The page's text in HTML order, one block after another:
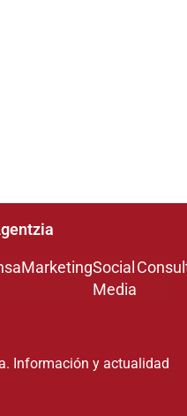
MarketingSocial
Media
Información y actualidad